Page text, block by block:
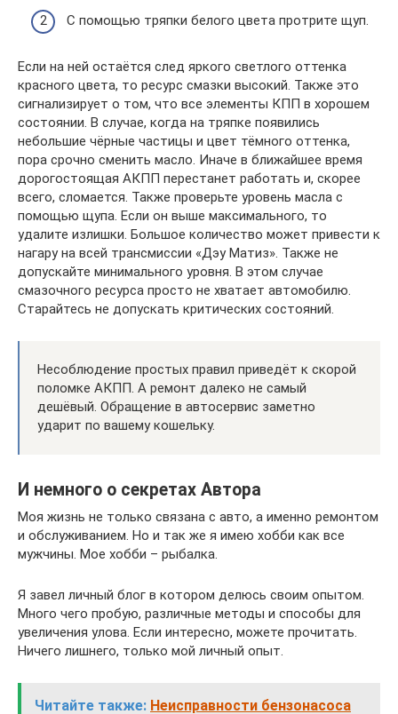
С помощью тряпки белого цвета протрите щуп.
Если на ней остаётся след яркого светлого оттенка
красного цвета, то ресурс смазки высокий. Также это
сигнализирует о том, что все элементы КПП в хорошем
состоянии. В случае, когда на тряпке появились
небольшие чёрные частицы и цвет тёмного оттенка,
пора срочно сменить масло. Иначе в ближайшее время
дорогостоящая АКПП перестанет работать и, скорее
всего, сломается. Также проверьте уровень масла с
помощью щупа. Если он выше максимального, то
удалите излишки. Большое количество может привести к
нагару на всей трансмиссии «Дэу Матиз». Также не
допускайте минимального уровня. В этом случае
смазочного ресурса просто не хватает автомобилю.
Старайтесь не допускать критических состояний.
Несоблюдение простых правил приведёт к скорой
поломке АКПП. А ремонт далеко не самый
дешёвый. Обращение в автосервис заметно
ударит по вашему кошельку.
И немного о секретах Автора
Моя жизнь не только связана с авто, а именно ремонтом
и обслуживанием. Но и так же я имею хобби как все
мужчины. Мое хобби – рыбалка.
Я завел личный блог в котором делюсь своим опытом.
Много чего пробую, различные методы и способы для
увеличения улова. Если интересно, можете прочитать.
Ничего лишнего, только мой личный опыт.
Читайте также: Неисправности бензонасоса